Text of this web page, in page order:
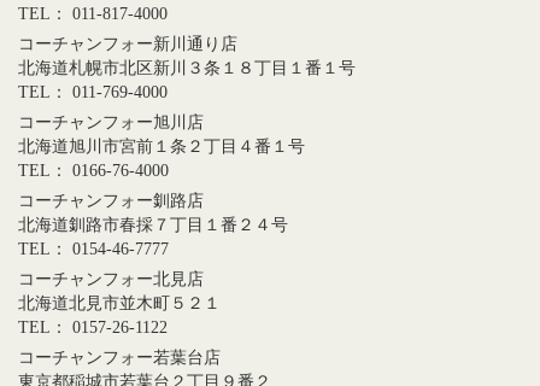
TEL： 011-817-4000
コーチャンフォー新川通り店
北海道札幌市北区新川３条１８丁目１番１号
TEL： 011-769-4000
コーチャンフォー旭川店
北海道旭川市宮前１条２丁目４番１号
TEL： 0166-76-4000
コーチャンフォー釧路店
北海道釧路市春採７丁目１番２４号
TEL： 0154-46-7777
コーチャンフォー北見店
北海道北見市並木町５２１
TEL： 0157-26-1122
コーチャンフォー若葉台店
東京都稲城市若葉台２丁目９番２